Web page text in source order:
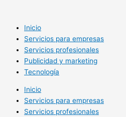
contenido
Inicio
Servicios para empresas
Servicios profesionales
Publicidad y marketing
Tecnología
Inicio
Servicios para empresas
Servicios profesionales